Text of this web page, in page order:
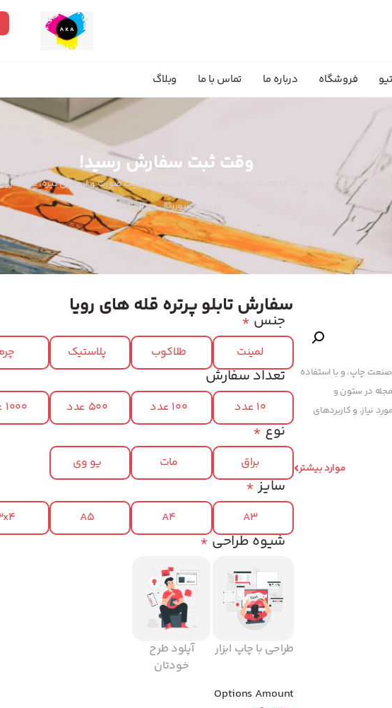
فروشگاه درباره ما تماس با ما وبلاگ
وقت ثبت سفارش رسید!
قله های رویا: چهره زن با کوهستان برفی به جای سر، دست‌ها نزدیک صورت و لب‌های تیره. نماد
جلوه‌ای سوررئال و دراماتیک.
چاپ، و با استفاده
مجله در ستون و
نیاز، و کاربردهای
موارد بیشتر
سفارش تابلو پرتره قله های رویا
* جنس
لمینت طلاکوب پلاستیک
تعداد سفارش
10 عدد 100 عدد 500 عدد 1000 عدد
*نوع
براق مات یو وی
*سایز
A3
A4
A5
*شیوه طراحی
طراحی با چاپ ابزار
آپلود طرح
خودتان
Options Amount